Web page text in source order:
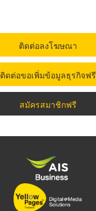
ติดต่อลงโฆษณา
ติดต่อขอเพิ่มข้อมูลธุรกิจฟรี
สมัครสมาชิกฟรี